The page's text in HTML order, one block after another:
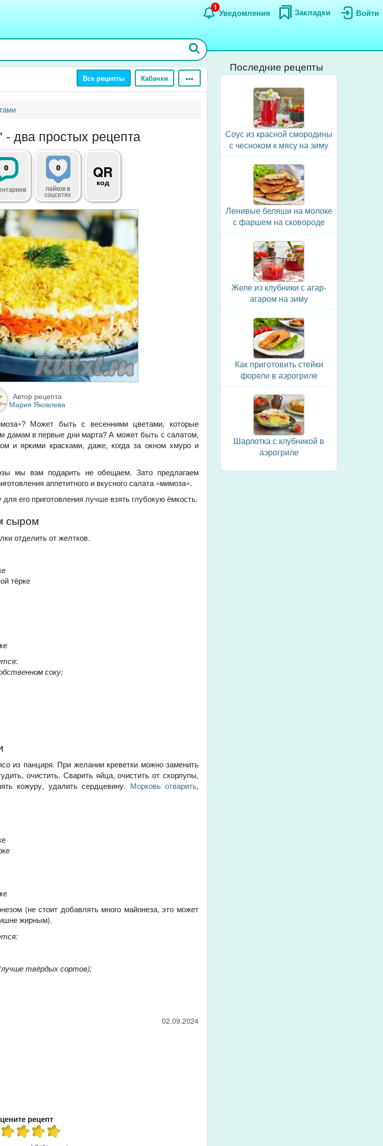
Войти
Закладки
Уведомления
1
Все рецепты Кабачки
два простых рецепта
0 0
лайковв
соцсетях
QR
код
Автор рецепта
Мария Яковлева
Может быть с весенними цветами, которые
дамам в первые дни марта? А может быть с салатом,
и яркими красками, даже, когда за окном хмуро и
мы вам подарить не обещаем. Зато предлагаем
аппетитного и вкусного салата «мимоза».
его приготовления лучше взять глубокую ёмкость.
сыром
отделить от желтков.
тёрке
соку;
из панциря. При желании креветки можно заменить
очистить. Сварить яйца, очистить от скорлупы,
кожуру, удалить сердцевину. Морковь отварить,
(не стоит добавлять много майонеза, это может
жирным).
твёрдых сортов);
02.09.2024
рецепт
Последние рецепты
Соус из красной смородины
с чесноком к мясу на зиму
Ленивые беляши на молоке
с фаршем на сковороде
Желе из клубники с агар-
агаром на зиму
Как приготовить стейки
форели в аэрогриле
Шарлотка с клубникой в
аэрогриле